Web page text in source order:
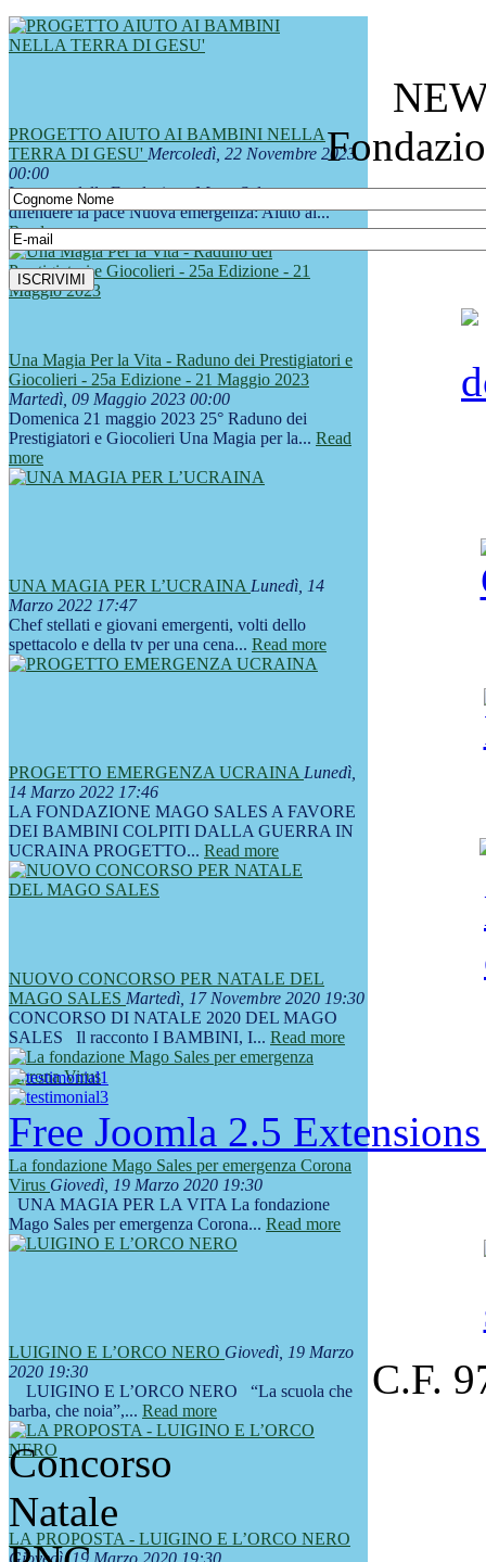
PROGETTO AIUTO AI BAMBINI NELLA
TERRA DI GESU' Mercoledì, 22 Novembre 2023
00:00
Impegno della Fondazione Mago Sales per
difendere la pace Nuova emergenza: Aiuto ai...
Read more
Una Magia Per la Vita - Raduno dei Prestigiatori e
Giocolieri - 25a Edizione - 21 Maggio 2023
Martedì, 09 Maggio 2023 00:00
Domenica 21 maggio 2023 25° Raduno dei
Prestigiatori e Giocolieri Una Magia per la... Read
more
UNA MAGIA PER L’UCRAINALunedì, 14
Marzo 2022 17:47
Chef stellati e giovani emergenti, volti dello
spettacolo e della tv per una cena... Read more
PROGETTO EMERGENZA UCRAINALunedì,
14 Marzo 2022 17:46
LA FONDAZIONE MAGO SALES A FAVORE
DEI BAMBINI COLPITI DALLA GUERRA IN
UCRAINA PROGETTO... Read more
NUOVO CONCORSO PER NATALE DEL
MAGO SALES Martedì, 17 Novembre 2020 19:30
CONCORSO DI NATALE 2020 DEL MAGO
SALES Il racconto I BAMBINI, I... Read more
La fondazione Mago Sales per emergenza Corona
Virus Giovedì, 19 Marzo 2020 19:30
UNA MAGIA PER LA VITA La fondazione
Mago Sales per emergenza Corona... Read more
LUIGINO E L’ORCO NERO Giovedì, 19 Marzo
2020 19:30
LUIGINO E L’ORCO NERO “La scuola che
barba, che noia”,... Read more
LA PROPOSTA - LUIGINO E L’ORCO NERO
Free Joomla 2.5
C.F.